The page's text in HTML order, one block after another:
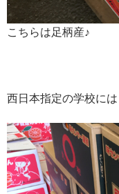
こちらは足柄産♪
西日本指定の学校には